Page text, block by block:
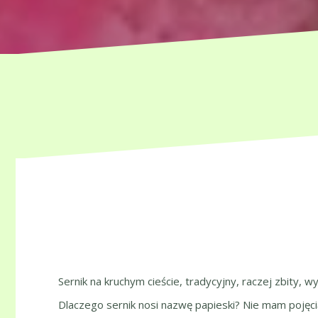
Sernik na kruchym cieście, tradycyjny, raczej zbity,
Dlaczego sernik nosi nazwę papieski? Nie mam